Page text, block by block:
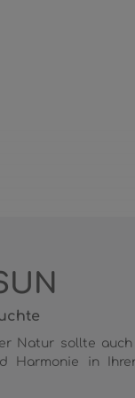
Natur sollte auch
Harmonie in